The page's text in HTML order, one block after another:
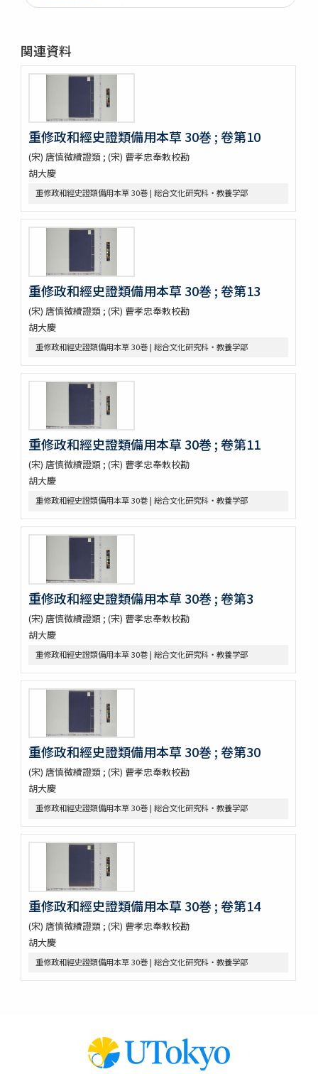
本草彙言 20巻 (存15巻)
昆蟲草木略 2巻
爾雅註疏 11巻
類林新咏 36巻
藥性本草約言 4巻
開拓使官園動植品類簿
救荒野譜 1巻補遺1巻坿救荒辟穀諸方
灌園草木識 6巻
南方草木状 3巻坿桂海草木志
Alle de plaaten en de vruchten
坂本浩然菌譜
茘枝譜 : 七篇第一
嶺表録異 3巻
南産志
續脩臺灣府志
中山傳信録 6巻/ (清) 徐葆光纂
農政全書 60巻
農桑輯要 7巻
花暦百詠 2巻坿百花賦考百花和稱
事物異名録 40巻
重刊巣氏諸病源候緫論 50巻 (存45巻)
遠西醫方名物考 36巻補遺9巻
延喜式 50巻
資源科学研究所旧蔵本草書コレクション（国文研デジタル化分）
神農本草経
本草綱目 52巻序目1巻圖3巻瀕湖脉學1巻奇經八脉攷1巻脉訣攷證1巻
坿本草綱目拾遺10巻坿本草萬方鍼線8巻 / (明) 李時珍撰輯 ; (清) 呉毓
本草求眞 12巻序目圖1巻 / (清) 黄宮繍纂呈 ; (清) 黄宮黻校訂 ; (清)
黄學昌 [ほか] 校字
本草通玄
袖珍鑑本草綱目 / [前田利保著]
魚類, 禽類, 草木, 和漢譯名
三物考
紫藤園攷證 / 源翠嶽鑒定
田中芳男君七六展覽會記念誌
錦窠翁耋筵誌
錦窠翁九十賀壽博物會誌 / 伊藤篤太郎編
多識會誌
伊藤圭介履歴
救荒本草啓蒙 / 小野蕙蕙口授 ; 小野彦安録
救荒野譜記聞
艸木圖説 / 飯沼慾齋著 ; 田中芳男, 小野職愨増訂
本草圖譜 / 潅園岩崎常正著 ; 飯田藏太郎編纂
本草圖譜 / 岩崎常正著
瓶史草木備考
植物漢名鑑
[和]朝本草
寫生本草書
詩経草木觧 / 小野蕙畝識孝選
香山采種 / 鶴鳴竹内又玄 [撰]
梅品 / 怡顔齋松岡先生著
小金井櫻花圖説 / 三好學著
関連資料
重修政和經史證類備用本草 30巻 ; 卷第10
(宋) 唐慎微續證類 ; (宋) 曹孝忠奉敕校勘
胡大慶
重修政和經史證類備用本草 30巻 | 総合文化研究科・教養学部
重修政和經史證類備用本草 30巻 ; 卷第13
(宋) 唐慎微續證類 ; (宋) 曹孝忠奉敕校勘
胡大慶
重修政和經史證類備用本草 30巻 | 総合文化研究科・教養学部
重修政和經史證類備用本草 30巻 ; 卷第11
(宋) 唐慎微續證類 ; (宋) 曹孝忠奉敕校勘
胡大慶
重修政和經史證類備用本草 30巻 | 総合文化研究科・教養学部
重修政和經史證類備用本草 30巻 ; 卷第3
(宋) 唐慎微續證類 ; (宋) 曹孝忠奉敕校勘
胡大慶
重修政和經史證類備用本草 30巻 | 総合文化研究科・教養学部
重修政和經史證類備用本草 30巻 ; 卷第30
(宋) 唐慎微續證類 ; (宋) 曹孝忠奉敕校勘
胡大慶
重修政和經史證類備用本草 30巻 | 総合文化研究科・教養学部
重修政和經史證類備用本草 30巻 ; 卷第14
(宋) 唐慎微續證類 ; (宋) 曹孝忠奉敕校勘
胡大慶
重修政和經史證類備用本草 30巻 | 総合文化研究科・教養学部